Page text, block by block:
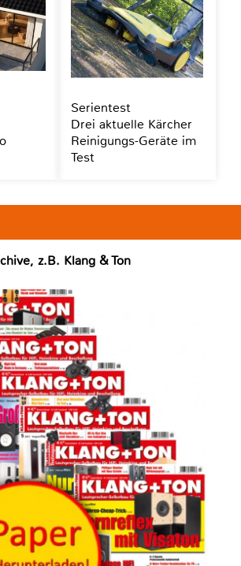
z.B. Klang & Ton
Serientest
Drei aktuelle Kärcher
Reinigungs-Geräte im
Test